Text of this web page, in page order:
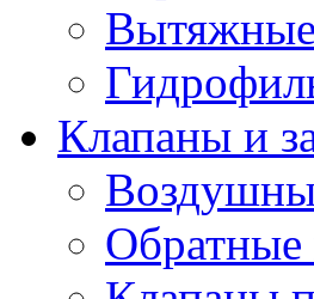
Клапаны и
Обратные